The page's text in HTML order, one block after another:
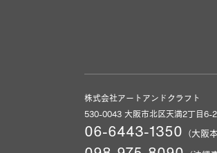
株式会社アートアンドクラフト
530-0043 大阪市北区天満2丁目6-
06-6443-1350 （大阪